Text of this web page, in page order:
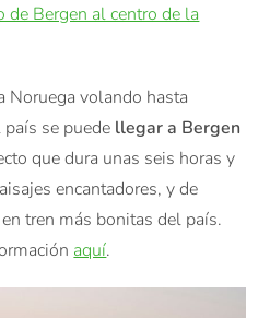
de Bergen al centro de la
Noruega volando hasta
se puede llegar a Bergen
que dura unas seis horas y
encantadores, y de
tren más bonitas del país.
aquí.